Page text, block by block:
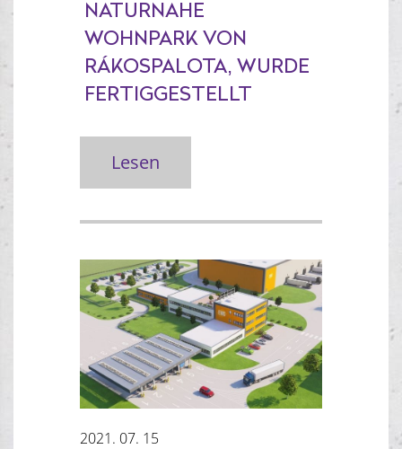
NATURNAHE
WOHNPARK VON
RÁKOSPALOTA, WURDE
FERTIGGESTELLT
Lesen
2021. 07. 15